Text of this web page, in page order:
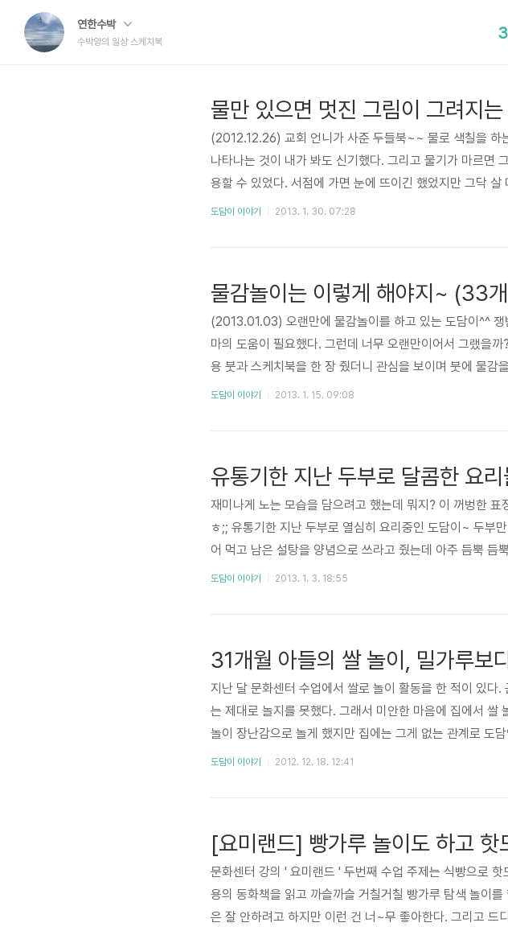
연한수박
수박양의 일상 스케치북
물만 있으면 멋진 그림이 그려지
(2012.12.26) 교회 언니가 사준 두들북~~ 물로 색칠을 하
나타나는 것이 내가 봐도 신기했다. 그리고 물기가 마르면
용할 수 있었다. 서점에 가면 눈에 뜨이긴 했었지만 그닥 살
이가 좋아하는 모습을 보니 진작 하나 사줄걸 하는 생각이
도담이 이야기 2013. 1. 30. 07:28
물감놀이는 이렇게 해야지~ (33
(2013.01.03) 오랜만에 물감놀이를 하고 있는 도담이^^
마의 도움이 필요했다. 그런데 너무 오랜만이어서 그랬을
용 붓과 스케치북을 한 장 줬더니 관심을 보이며 붓에 물감
에 물감 묻혀가며 바닥에 깔아놓은 전지가 찢어지도록 놀
도담이 이야기 2013. 1. 15. 09:08
유통기한 지난 두부로 달콤한 요
재미나게 노는 모습을 담으려고 했는데 뭐지? 이 꺼벙한
ㅎ;; 유통기한 지난 두부로 열심히 요리중인 도담이~ 두부
어 먹고 남은 설탕을 양념으로 쓰라고 줬는데 아주 듬뿍 듬
이고 단맛도 이미 알아버렸지만 다행히도 저걸 정말로 먹겠
도담이 이야기 2013. 1. 3. 18:55
31개월 아들의 쌀 놀이, 밀가루보
지난 달 문화센터 수업에서 쌀로 놀이 활동을 한 적이 있다.
는 제대로 놀지를 못했다. 그래서 미안한 마음에 집에서 쌀
놀이 장난감으로 놀게 했지만 집에는 그게 없는 관계로 도
빨간 소방차에 쌀을 싣기도 하고 쌀 위에 바퀴 자국을 내며
도담이 이야기 2012. 12. 18. 12:41
[요미랜드] 빵가루 놀이도 하고 핫
문화센터 강의 ' 요미랜드 ' 두번째 수업 주제는 식빵으로
용의 동화책을 읽고 까슬까슬 거칠거칠 빵가루 탐색 놀이
은 잘 안하려고 하지만 이런 건 너~무 좋아한다. 그리고 드